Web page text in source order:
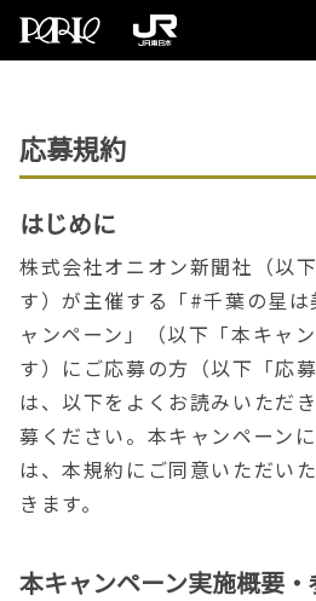
応募規約
はじめに
株式会社オニオン新聞社（以
す）が主催する「#千葉の星
ャンペーン」（以下「本キャ
す）にご応募の方（以下「応
は、以下をよくお読みいただ
募ください。本キャンペーン
は、本規約にご同意いただい
きます。
本キャンペーン実施概要